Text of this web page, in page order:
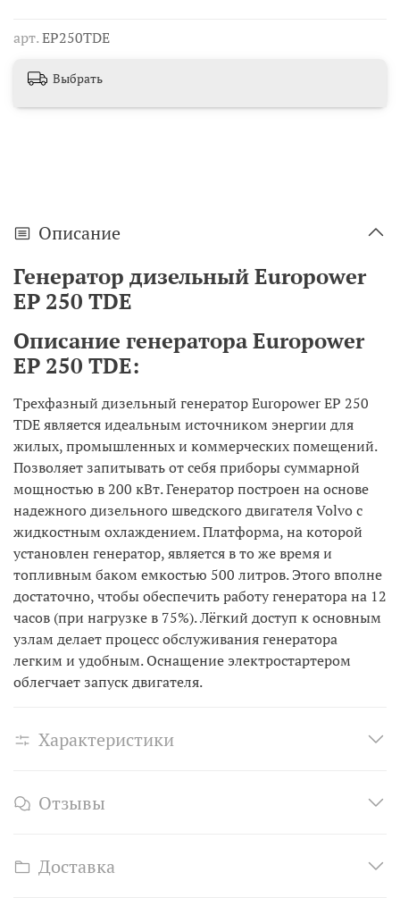
арт.EP250TDE
Выбрать
Описание
Генератор дизельный Europower
EP 250 TDE
Описание генератора Europower
EP 250 TDE:
Трехфазный дизельный генератор Europower EP 250
TDE является идеальным источником энергии для
жилых, промышленных и коммерческих помещений.
Позволяет запитывать от себя приборы суммарной
мощностью в 200 кВт. Генератор построен на основе
надежного дизельного шведского двигателя Volvo с
жидкостным охлаждением. Платформа, на которой
установлен генератор, является в то же время и
топливным баком емкостью 500 литров. Этого вполне
достаточно, чтобы обеспечить работу генератора на 12
часов (при нагрузке в 75%). Лёгкий доступ к основным
узлам делает процесс обслуживания генератора
легким и удобным. Оснащение электростартером
облегчает запуск двигателя.
Характеристики
Отзывы
Доставка